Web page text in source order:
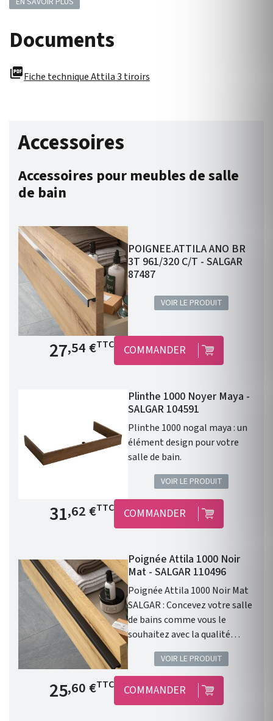
Documents
picture_as_pdfFiche technique Attila 3 tiroirs
Accessoires
Accessoires pour meubles de salle
de bain
POIGNEE.ATTILA ANO BR
3T 961/320 C/T - SALGAR
87487
VOIR LE PRODUIT
Prix de base
27,54 €TTC COMMANDER
Plinthe 1000 Noyer Maya -
SALGAR 104591
Plinthe 1000 nogal maya : un
élément design pour votre
salle de bain.
VOIR LE PRODUIT
Prix de base
31,62 €TTC COMMANDER
Poignée Attila 1000 Noir
Mat - SALGAR 110496
Poignée Attila 1000 Noir Mat
SALGAR : Concevez votre salle
de bains comme vous le
souhaitez avec la qualité
Salgar !
VOIR LE PRODUIT
Prix de base
25,60 €TTC COMMANDER